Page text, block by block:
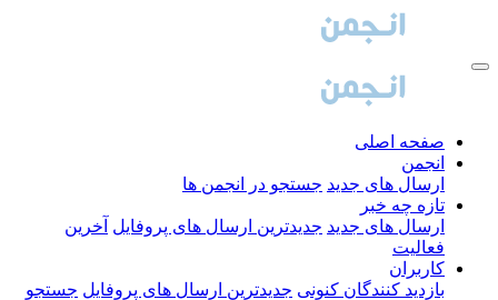
صفحه اصلی
انجمن
ارسال های جدید جستجو در انجمن ها
تازه چه خبر
ارسال های جدید جدیدترین ارسال های پروفایل آخرین
فعالیت
کاربران
بازدید کنندگان کنونی جدیدترین ارسال های پروفایل جستجو